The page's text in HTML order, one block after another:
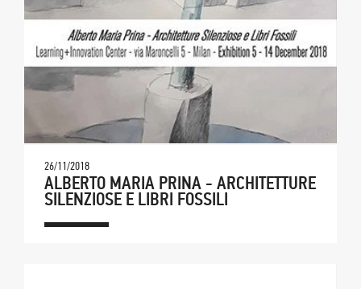
26/11/2018
ALBERTO MARIA PRINA - ARCHITETTURE
SILENZIOSE E LIBRI FOSSILI